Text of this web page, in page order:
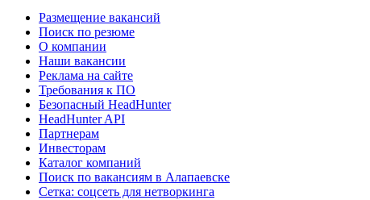
Размещение вакансий
Поиск по резюме
О компании
Наши вакансии
Реклама на сайте
Требования к ПО
Безопасный HeadHunter
HeadHunter API
Партнерам
Инвесторам
Каталог компаний
Поиск по вакансиям в Алапаевске
Сетка: соцсеть для нетворкинга